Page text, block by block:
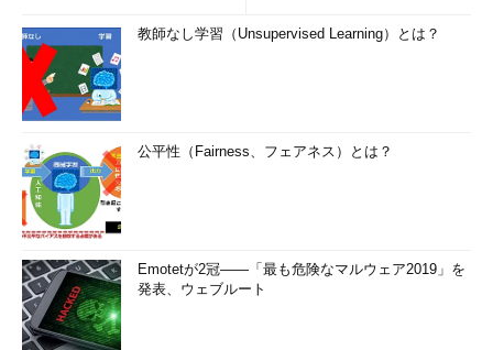
教師なし学習（Unsupervised Learning）とは？
公平性（Fairness、フェアネス）とは？
Emotetが2冠――「最も危険なマルウェア2019」を
発表、ウェブルート